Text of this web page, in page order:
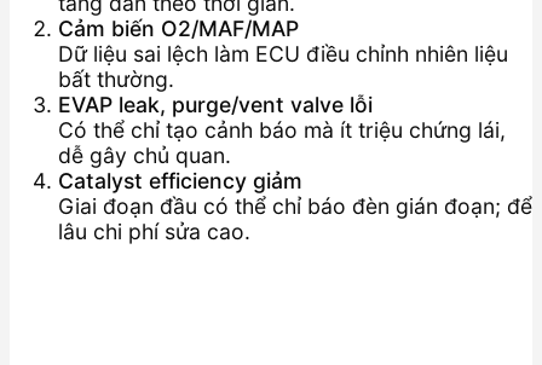
Cảm biến O2/MAF/MAP
Dữ liệu sai lệch làm ECU điều chỉnh nhiên liệu
bất thường.
EVAP leak, purge/vent valve lỗi
Có thể chỉ tạo cảnh báo mà ít triệu chứng lái,
dễ gây chủ quan.
Catalyst efficiency giảm
Giai đoạn đầu có thể chỉ báo đèn gián đoạn; để
lâu chi phí sửa cao.